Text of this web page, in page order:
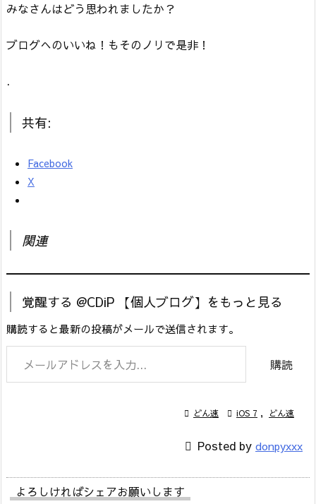
みなさんはどう思われましたか？
ブログへのいいね！もそのノリで是非！
.
共有:
Facebook
X
関連
覚醒する @CDiP 【個人ブログ】をもっと見る
購読すると最新の投稿がメールで送信されます。
メールアドレスを入力...
購読
 どん速  iOS 7 , どん速
 Posted by donpyxxx
よろしければシェアお願いします